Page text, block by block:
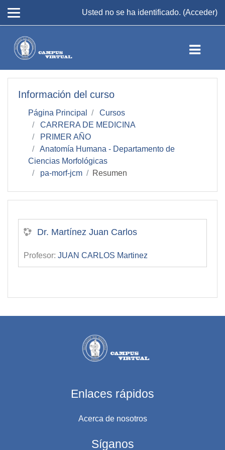
Usted no se ha identificado. (Acceder)
Información del curso
Página Principal
Cursos
CARRERA DE MEDICINA
PRIMER AÑO
Anatomía Humana - Departamento de
Ciencias Morfológicas
pa-morf-jcm
Resumen
Dr. Martínez Juan Carlos
Profesor: JUAN CARLOS Martinez
Enlaces rápidos
Acerca de nosotros
Síganos